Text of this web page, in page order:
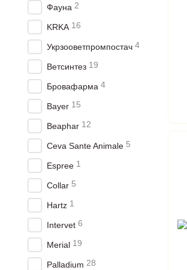
Фауна 2
KRKA 16
Укрзооветпромпостач 4
Ветсинтез 19
Бровафарма 4
Bayer 15
Beaphar 12
Ceva Sante Animale 5
Espree 1
Collar 5
Hartz 1
Intervet 6
Merial 19
Palladium 28